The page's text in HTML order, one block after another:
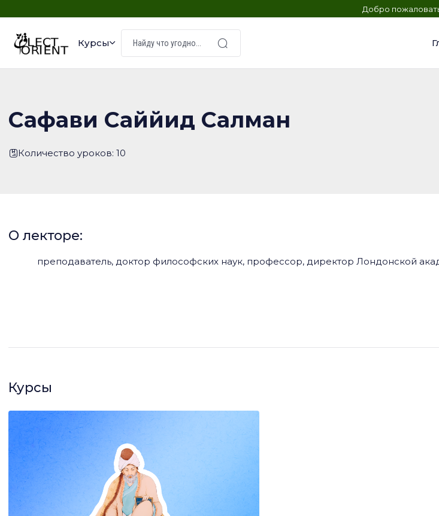
Добро
Курсы
Сафави Саййид Салман
Количество уроков: 10
О лекторе:
преподаватель, доктор философских наук, профессор, директор Лондонской
Курсы